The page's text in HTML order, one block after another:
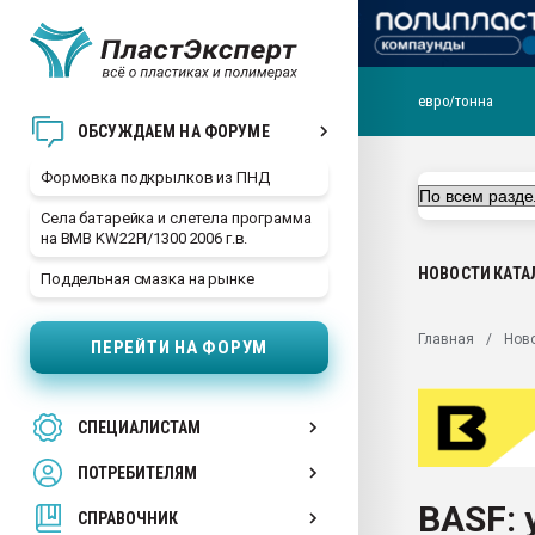
ОБСУЖДАЕМ НА ФОРУМЕ
Формовка подкрылков из ПНД
Села батарейка и слетела программа
на BMB KW22PI/1300 2006 г.в.
Поддельная смазка на рынке
ПЕРЕЙТИ НА ФОРУМ
СПЕЦИАЛИСТАМ
ПОТРЕБИТЕЛЯМ
СПРАВОЧНИК
29.07.2026 ФРП помог
Вакуум-формовочные
28.07.2026
первый план в
пластмасс
ситуацией на
евро/тонна
НОВОСТИ
Главная
BASF: